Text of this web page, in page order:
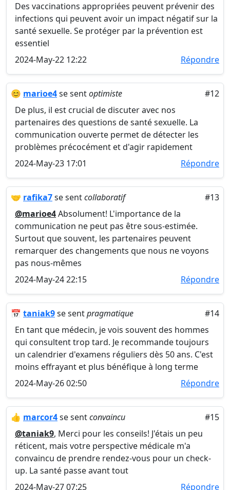
Des vaccinations appropriées peuvent prévenir des
infections qui peuvent avoir un impact négatif sur la
santé sexuelle. Se protéger par la prévention est
essentiel
2024-May-22 12:22
Répondre
😊 marioe4se sentoptimiste
#12
De plus, il est crucial de discuter avec nos
partenaires des questions de santé sexuelle. La
communication ouverte permet de détecter les
problèmes précocément et d'agir rapidement
2024-May-23 17:01
Répondre
🤝 rafika7se sentcollaboratif
#13
@marioe4Absolument! L'importance de la
communication ne peut pas être sous-estimée.
Surtout que souvent, les partenaires peuvent
remarquer des changements que nous ne voyons
pas nous-mêmes
2024-May-24 22:15
Répondre
📅 taniak9se sentpragmatique
#14
En tant que médecin, je vois souvent des hommes
qui consultent trop tard. Je recommande toujours
un calendrier d'examens réguliers dès 50 ans. C'est
moins effrayant et plus bénéfique à long terme
2024-May-26 02:50
Répondre
👍 marcor4se sentconvaincu
#15
@taniak9, Merci pour les conseils! J'étais un peu
réticent, mais votre perspective médicale m'a
convaincu de prendre rendez-vous pour un check-
up. La santé passe avant tout
2024-May-27 07:25
Répondre